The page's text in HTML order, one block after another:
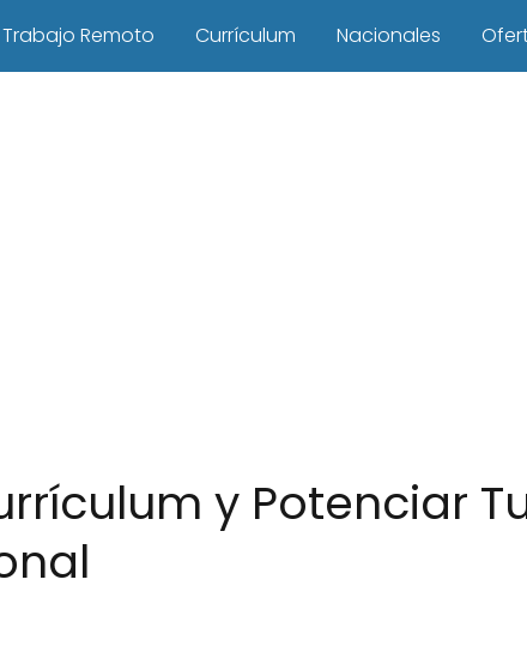
Trabajo Remoto Currículum Nacionales
y Potenciar